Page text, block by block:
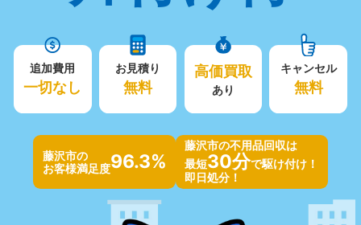
追加費用
一切なし
お見積り
無料
高価買取
あり
キャンセル
無料
藤沢市の
お客様満足度96.3%
藤沢市の不用品回収は
最短30分で駆け付け！
即日処分！